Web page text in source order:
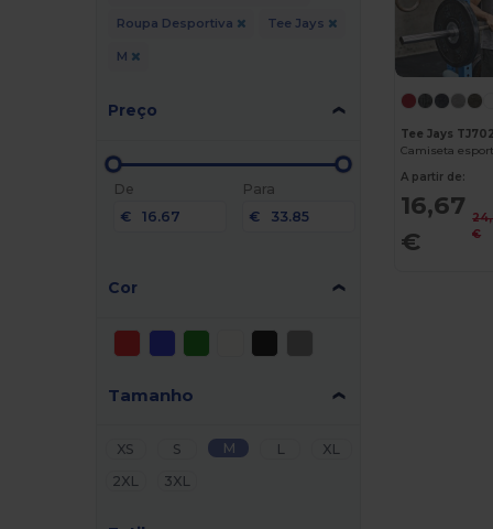
Roupa Desportiva Tee Jays
M
Preço
De
€
Para
€
Cor
Tamanho
XS S M L
XL
2XL
3XL
Tee Jays
Camiseta
A partir de:
16,67
€
€